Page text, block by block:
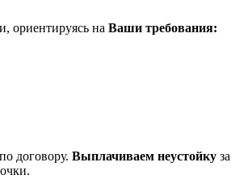
ориентируясь на Ваши требования:
по договору. Выплачиваем неустойку за